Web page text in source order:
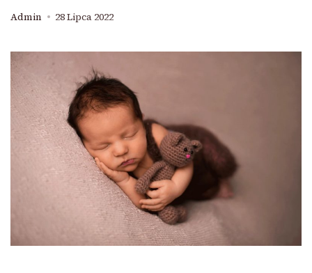
Admin 28 Lipca 2022